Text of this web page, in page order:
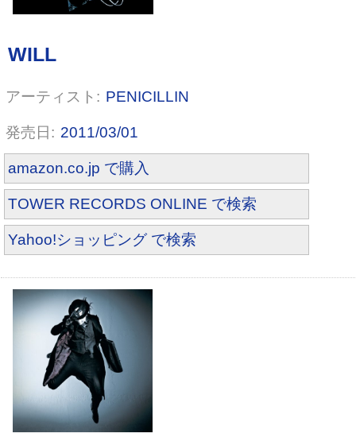
PENICILLIN
2011/03/01
amazon.co.jp で購入
TOWER RECORDS ONLINE で検索
Yahoo!ショッピング で検索
長過ぎた青春~ドキュメント・とあ
る映畫館が休む日~ [DVD]